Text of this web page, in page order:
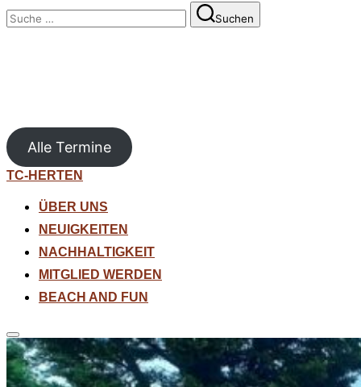
Suchen
nach:
Suchen
Alle Termine
Zum
springen
TC-HERTEN
ÜBER UNS
NEUIGKEITEN
NACHHALTIGKEIT
MITGLIED WERDEN
BEACH AND FUN
Seitenleiste
&
Navigation
umschalten